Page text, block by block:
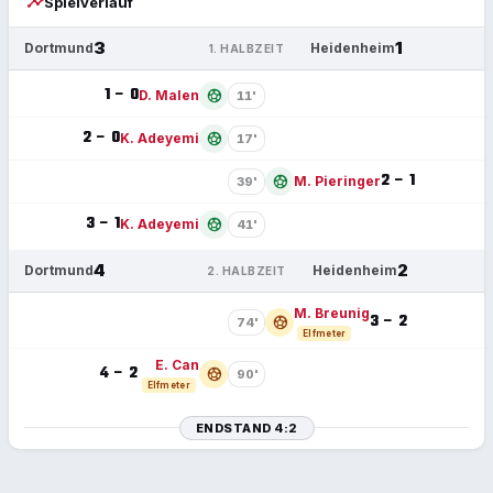
Dortmund3 1. HALBZEIT 1
Heidenheim
1 – 0D. Malen sports_soccer 11'
2 – 0K. Adeyemi sports_soccer 17'
39' sports_soccer M. Pieringer2 – 1
3 – 1K. Adeyemi sports_soccer 41'
Dortmund4 2. HALBZEIT 2
Heidenheim
74' sports_soccer M. Breunig
Elfmeter 3 – 2
4 – 2 E. Can
Elfmeter
sports_soccer 90'
ENDSTAND 4:2